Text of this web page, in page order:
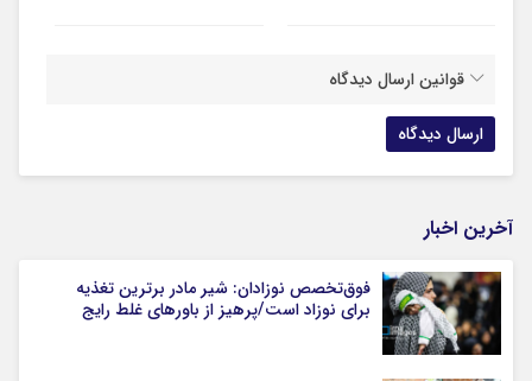
قوانین ارسال دیدگاه
آخرین اخبار
فوق‌تخصص نوزادان: شیر مادر برترین تغذیه
برای نوزاد است/پرهیز از باورهای غلط رایج